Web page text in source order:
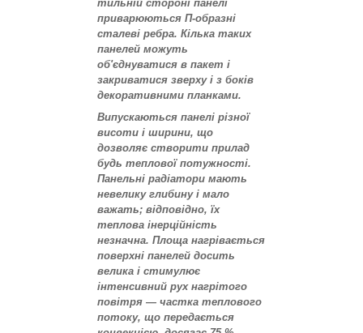
тильній стороні панелі
приварюються П-образні
сталеві ребра. Кілька таких
панелей можуть
об'єднуватися в пакет і
закриватися зверху і з боків
декоративними планками.
Випускаються панелі різної
висоти і ширини, що
дозволяє створити прилад
будь теплової потужності.
Панельні радіатори мають
невелику глибину і мало
важать; відповідно, їх
теплова інерційність
незначна. Площа нагрівається
поверхні панелей досить
велика і стимулює
інтенсивний рух нагрітого
повітря — частка теплового
потоку, що передається